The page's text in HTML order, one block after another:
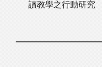
讀教學之行動研究